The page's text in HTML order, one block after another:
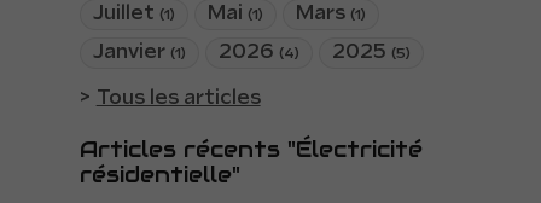
Juillet (1) Mai (1) Mars (1)
Janvier (1) 2026 (4) 2025 (5)
Tous les articles
Articles récents "Électricité
résidentielle"